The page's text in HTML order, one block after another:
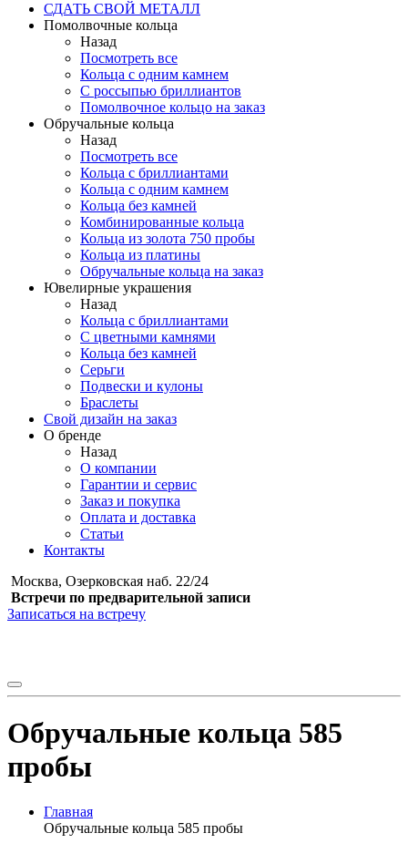
СДАТЬ СВОЙ МЕТАЛЛ
Помолвочные кольца
Назад
Посмотреть все
Кольца с одним камнем
С россыпью бриллиантов
Помолвочное кольцо на заказ
Обручальные кольца
Назад
Посмотреть все
Кольца с бриллиантами
Кольца с одним камнем
Кольца без камней
Комбинированные кольца
Кольца из золота 750 пробы
Кольца из платины
Обручальные кольца на заказ
Ювелирные украшения
Назад
Кольца с бриллиантами
С цветными камнями
Кольца без камней
Серьги
Подвески и кулоны
Браслеты
Свой дизайн на заказ
О бренде
Назад
О компании
Гарантии и сервис
Заказ и покупка
Оплата и доставка
Статьи
Контакты
Москва, Озерковская наб. 22/24
Встречи по предварительной записи
Записаться на встречу
Обручальные кольца 585
пробы
Главная
Обручальные кольца 585 пробы